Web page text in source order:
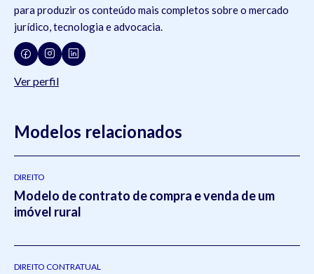
para produzir os conteúdo mais completos sobre o mercado
jurídico, tecnologia e advocacia.
Ver perfil
Modelos relacionados
DIREITO
Modelo de contrato de compra e venda de um
imóvel rural
DIREITO CONTRATUAL